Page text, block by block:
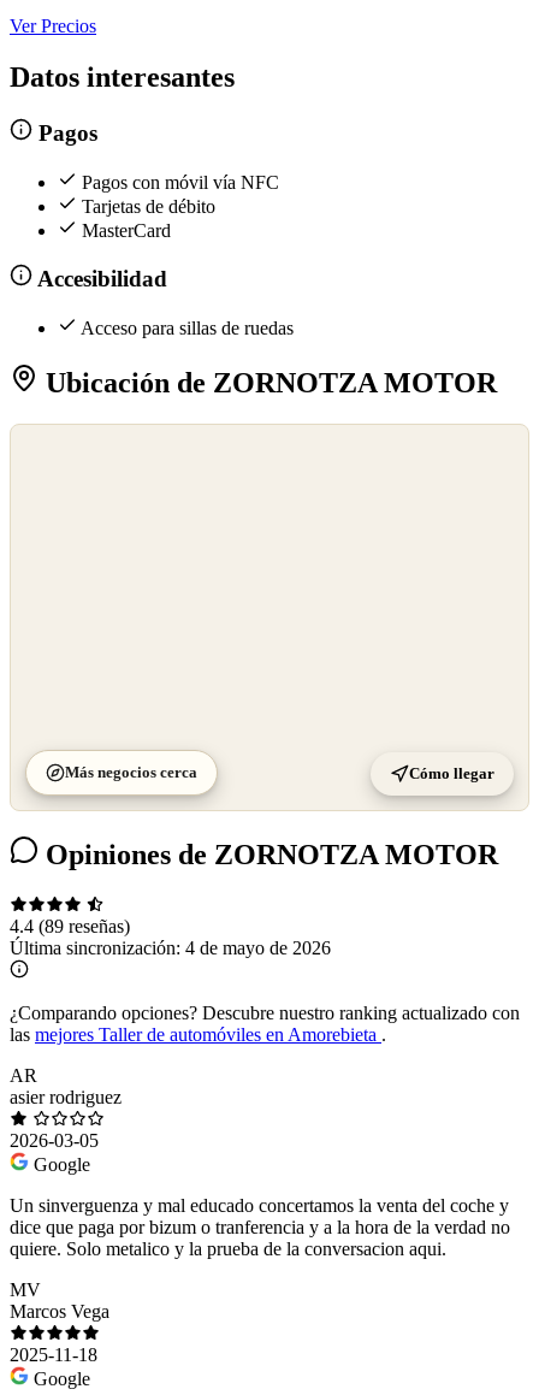
Ver Precios
Datos interesantes
Pagos
Pagos con móvil vía NFC
Tarjetas de débito
MasterCard
Accesibilidad
Acceso para sillas de ruedas
Ubicación de ZORNOTZA MOTOR
Más negocios cerca Cómo llegar
Opiniones de ZORNOTZA MOTOR
4.4 (89 reseñas)
Última sincronización: 4 de mayo de 2026
¿Comparando opciones? Descubre nuestro ranking actualizado con
las mejores Taller de automóviles en Amorebieta .
AR
asier rodriguez
2026-03-05
Google
Un sinverguenza y mal educado concertamos la venta del coche y
dice que paga por bizum o tranferencia y a la hora de la verdad no
quiere. Solo metalico y la prueba de la conversacion aqui.
MV
Marcos Vega
2025-11-18
Google